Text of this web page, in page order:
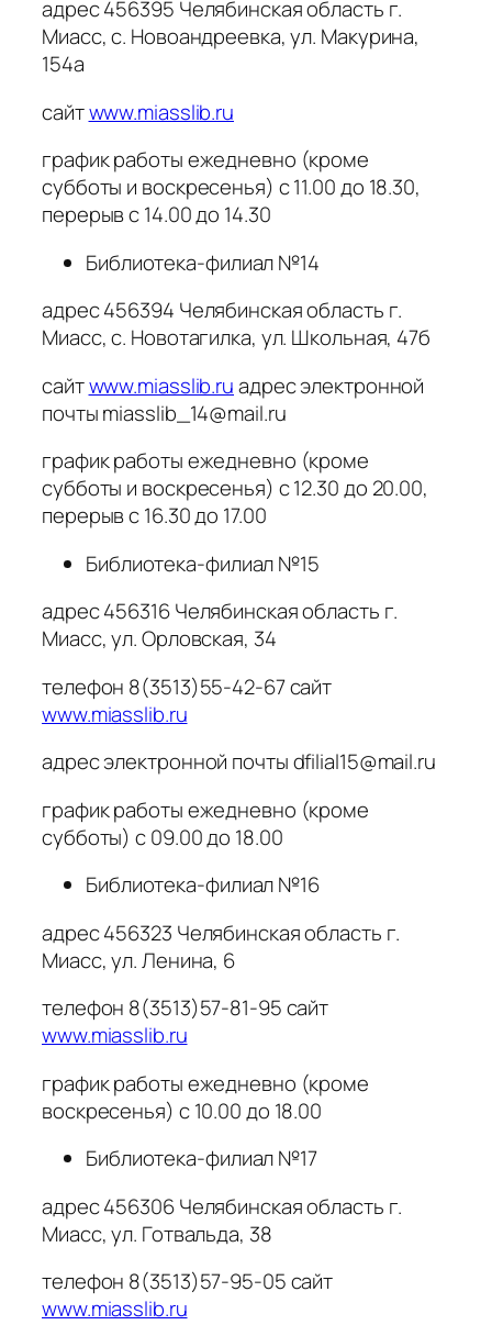
адрес 456395 Челябинская область г.
Миасс, с. Новоандреевка, ул. Макурина,
154а
сайтwww.miasslib.ru
график работы ежедневно (кроме
субботы и воскресенья) с 11.00 до 18.30,
перерыв с 14.00 до 14.30
Библиотека-филиал №14
адрес 456394 Челябинская область г.
Миасс, с. Новотагилка, ул. Школьная, 47б
сайтwww.miasslib.ruадрес электронной
почты miasslib_14@mail.ru
график работы ежедневно (кроме
субботы и воскресенья) с 12.30 до 20.00,
перерыв с 16.30 до 17.00
Библиотека-филиал №15
адрес 456316 Челябинская область г.
Миасс, ул. Орловская, 34
телефон 8(3513)55-42-67 сайт
www.miasslib.ru
адрес электронной почты dfilial15@mail.ru
график работы ежедневно (кроме
субботы) с 09.00 до 18.00
Библиотека-филиал №16
адрес 456323 Челябинская область г.
Миасс, ул. Ленина, 6
телефон 8(3513)57-81-95 сайт
www.miasslib.ru
график работы ежедневно (кроме
воскресенья) с 10.00 до 18.00
Библиотека-филиал №17
адрес 456306 Челябинская область г.
Миасс, ул. Готвальда, 38
телефон 8(3513)57-95-05 сайт
www.miasslib.ru